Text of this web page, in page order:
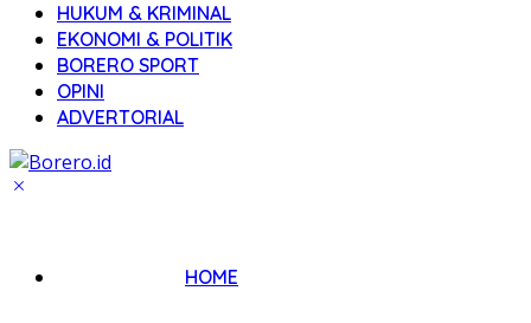
HUKUM & KRIMINAL
EKONOMI & POLITIK
BORERO SPORT
OPINI
ADVERTORIAL
HOME